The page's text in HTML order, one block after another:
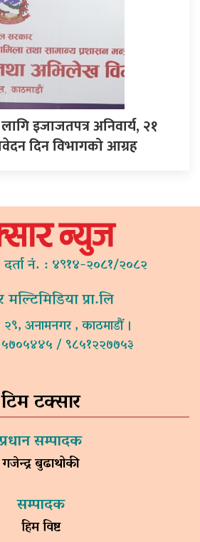
इजाजतपत्र अनिवार्य, २१
दिन विभागको आग्रह
नं. : ४९१४-२०८१/२०८२
प्रा.लि
अनामनगर , काठमाडौं ।
/ ९८५१२२७७५३
टिम टक्सार
प्रधान सम्पादक
गजेन्द्र बुढाथोकी
सम्पादक
हिम विष्ट